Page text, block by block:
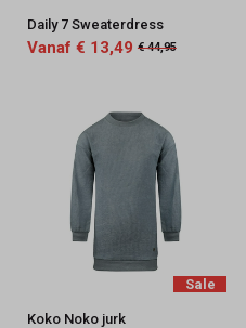
Daily 7 Sweaterdress
Vanaf € 13,49 € 44,95
Sale
Koko Noko jurk